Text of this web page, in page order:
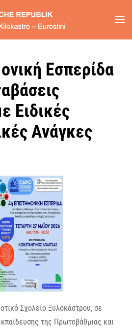
Εσπερίδα
Ειδικές
Ανάγκες
Σχολείο Ξυλοκάστρου, σε
της Πρωτοβάθμιας και